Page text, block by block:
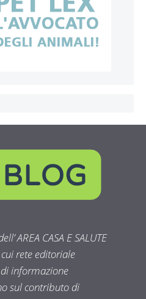
AREA CASA E SALUTE
rete editoriale
informazione
sul contributo di